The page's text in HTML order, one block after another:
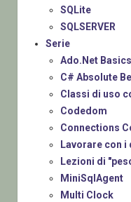
SQLite
SQLSERVER
Serie
Ado.Net Basics
C# Absolute
Classi di uso
Codedom
Connections
Lavorare con i
Lezioni di
MiniSqlAgent
Multi Clock